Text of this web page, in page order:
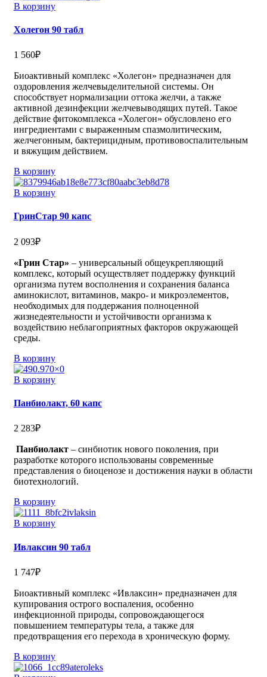
В корзину
Холегон 90 табл
1 560₽
Биоактивный комплекс «Холегон» предназначен для
оздоровления желчевыделительной системы. Он
способствует нормализации оттока желчи, а также
активной дезинфекции желчевыводящих путей. Такое
действие фитокомплекса «Холегон» обусловлено его
ингредиентами с выраженным спазмолитическим,
желчегонным, бактерицидным, противовоспалительным
и вяжущим действием.
В корзину
В корзину
ГринСтар 90 капс
2 093₽
«Грин Стар» – универсальный общеукрепляющий
комплекс, который осуществляет поддержку функций
организма путем восполнения и сохранения баланса
аминокислот, витаминов, макро- и микроэлементов,
необходимых для поддержания полноценной
жизнедеятельности и устойчивости организма к
воздействию неблагоприятных факторов окружающей
среды.
В корзину
В корзину
Панбиолакт, 60 капс
2 283₽
Панбиолакт – синбиотик нового поколения, при
разработке которого использованы современные
представления о биоценозе и достижения науки в области
биотехнологий.
В корзину
В корзину
Ивлаксин 90 табл
1 747₽
Биоактивный комплекс «Ивлаксин» предназначен для
купирования острого воспаления, особенно
инфекционной природы, сопровождающегося
повышением температуры тела, а также для
предотвращения его перехода в хроническую форму.
В корзину